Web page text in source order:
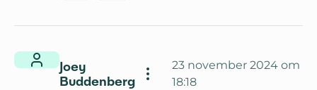
Joey
Buddenberg
23 november 2024 om
18:18